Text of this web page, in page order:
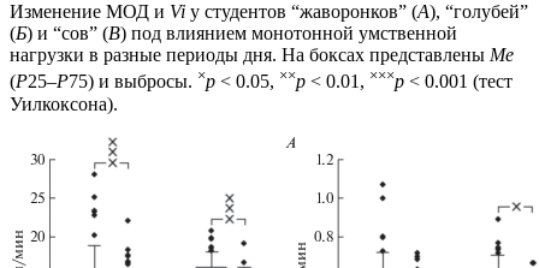
Изменение МОД и Vi у студентов “жаворонков” (А), “голубей”
(Б) и “сов” (В) под влиянием монотонной умственной
нагрузки в разные периоды дня. На боксах представлены Me
(Р25–Р75) и выбросы. ×p < 0.05, ××p < 0.01, ×××p < 0.001 (тест
Уилкоксона).